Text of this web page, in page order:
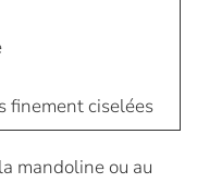
finement ciselées
mandoline ou au